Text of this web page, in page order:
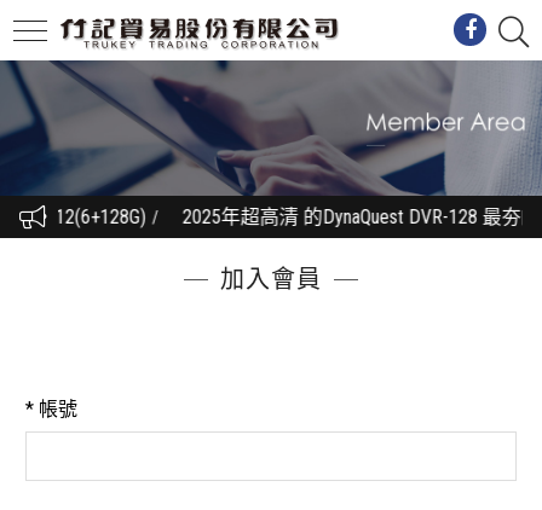
912(6+128G) 2025年超高清 的DynaQuest DVR-128 最
加入會員
* 帳號